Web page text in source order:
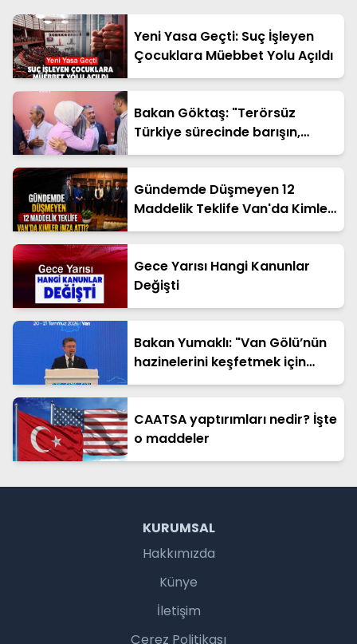
Yeni Yasa Geçti: Suç İşleyen
Çocuklara Müebbet Yolu Açıldı
Bakan Göktaş: "Terörsüz
Türkiye sürecinde barışın,
huzurun, istikrarın, ekonominin
istiyoruz"
Gündemde Düşmeyen 12
Maddelik Teklife Van'da Kimler
İmza Attı?
Gece Yarısı Hangi Kanunlar
Değişti
Bakan Yumaklı: "Van Gölü’nün
hazinelerini keşfetmek için
değil korumak için varız"
CAATSA yaptırımları nedir? İşte
o maddeler
KURUMSAL
Hakkımızda
Künye
İletişim
Çerez Politikası